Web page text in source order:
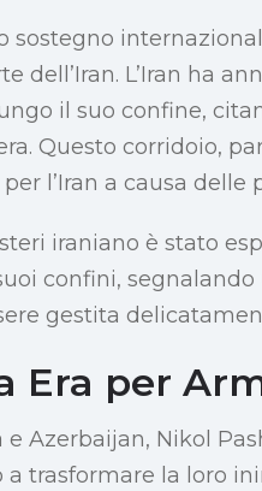
sostegno
dell’Iran. L’Iran ha
il suo confine,
Questo corridoio,
l’Iran a causa
iraniano è stato
confini,
gestita
Era per
Azerbaijan, Nikol
trasformare la loro